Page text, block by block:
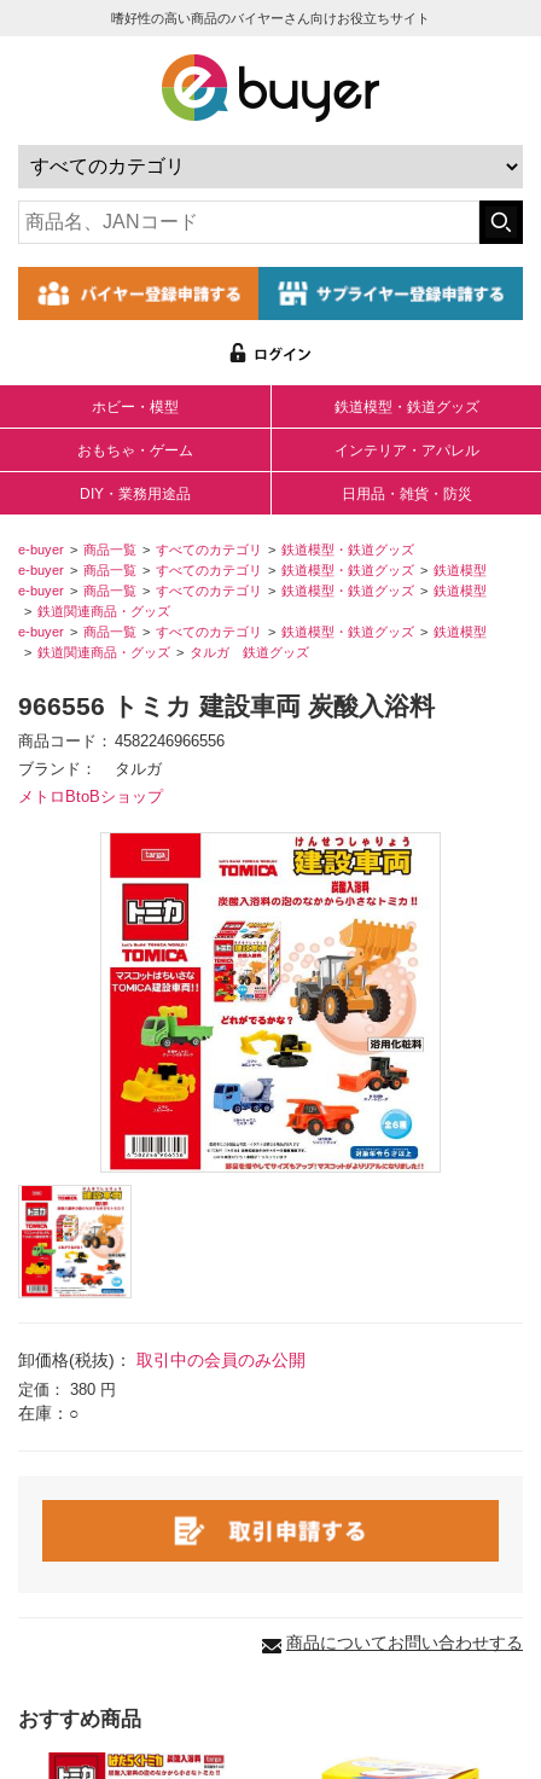
嗜好性の高い商品のバイヤーさん向けお役立ちサイト
ホビー・模型 鉄道模型・鉄道グッズ
おもちゃ・ゲーム インテリア・アパレル
DIY・業務用途品 日用品・雑貨・防災
e-buyer 商品一覧 すべてのカテゴリ
鉄道模型・鉄道グッズ
e-buyer
商品一覧 すべてのカテゴリ 鉄道模型・鉄道グッズ
鉄道模型
e-buyer
商品一覧 すべてのカテゴリ 鉄道模型・鉄道グッズ
鉄道模型
鉄道関連商品・グッズ
e-buyer
商品一覧 すべてのカテゴリ 鉄道模型・鉄道グッズ
鉄道模型
鉄道関連商品・グッズ
タルガ 鉄道グッズ
966556 トミカ 建設車両 炭酸入浴料
商品コード
4582246966556
ブランド
タルガ
メトロBtoBショップ
卸価格(税抜)： 取引中の会員のみ公開
定価： 380 円
在庫：○
商品についてお問い合わせする
おすすめ商品